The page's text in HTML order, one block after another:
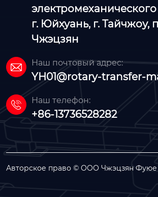
г. Юйхуань, г. Тайчжоу,
Чжэцзян
 Наш почтовый адрес:
YH01@rotary-transfer-
 Наш телефон:
+86-13736528282
Авторское право © ООО Чжэцзян